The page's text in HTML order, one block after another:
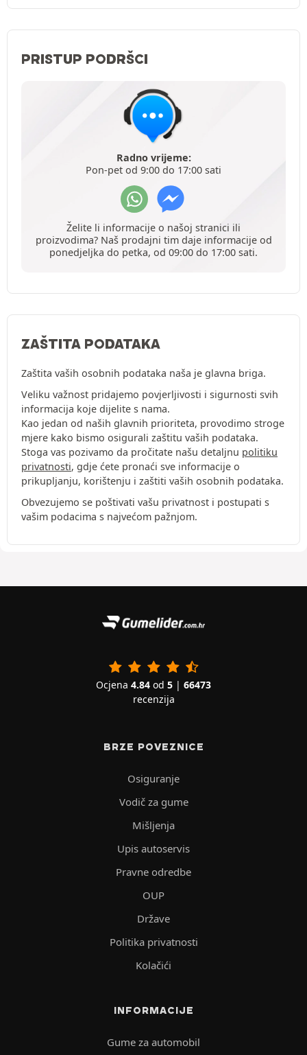
PRISTUP PODRŠCI
Radno vrijeme:
Pon-pet od 9:00 do 17:00 sati
Želite li informacije o našoj stranici ili
proizvodima? Naš prodajni tim daje informacije od
ponedjeljka do petka, od 09:00 do 17:00 sati.
ZAŠTITA PODATAKA
Zaštita vaših osobnih podataka naša je glavna briga.
Veliku važnost pridajemo povjerljivosti i sigurnosti svih
informacija koje dijelite s nama.
Kao jedan od naših glavnih prioriteta, provodimo stroge
mjere kako bismo osigurali zaštitu vaših podataka.
Stoga vas pozivamo da pročitate našu detaljnu politiku
privatnosti, gdje ćete pronaći sve informacije o
prikupljanju, korištenju i zaštiti vaših osobnih podataka.
Obvezujemo se poštivati vašu privatnost i postupati s
vašim podacima s najvećom pažnjom.
Ocjena 4.84 od 5 | 66473
recenzija
BRZE POVEZNICE
Osiguranje
Vodič za gume
Mišljenja
Upis autoservis
Pravne odredbe
OUP
Države
Politika privatnosti
Kolačići
INFORMACIJE
Gume za automobil